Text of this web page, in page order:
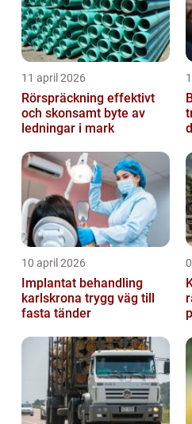
11 april 2026
Rörspräckning effektivt
och skonsamt byte av
ledningar i mark
10 april 2026
Implantat behandling
karlskrona trygg väg till
fasta tänder